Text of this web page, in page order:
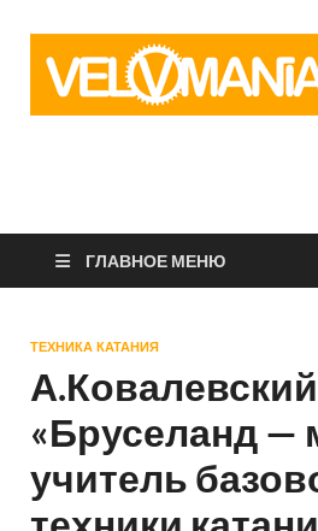
ГЛАВНОЕ МЕНЮ
ТЕХНИКА КАТАНИЯ
«Бруселанд —
учитель